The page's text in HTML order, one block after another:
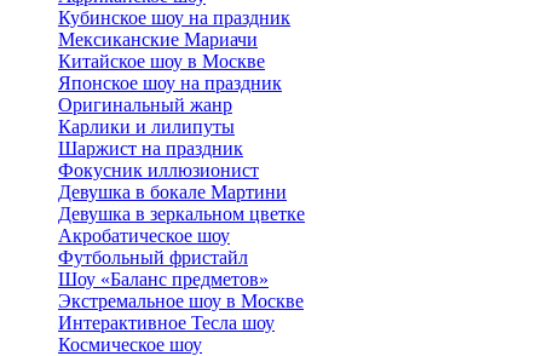
Кубинское шоу на праздник
Мексиканские Мариачи
Китайское шоу в Москве
Японское шоу на праздник
Оригинальный жанр
Карлики и лилипуты
Шаржист на праздник
Фокусник иллюзионист
Девушка в бокале Мартини
Девушка в зеркальном цветке
Акробатическое шоу
Футбольный фристайл
Шоу «Баланс предметов»
Экстремальное шоу в Москве
Интерактивное Тесла шоу
Космическое шоу